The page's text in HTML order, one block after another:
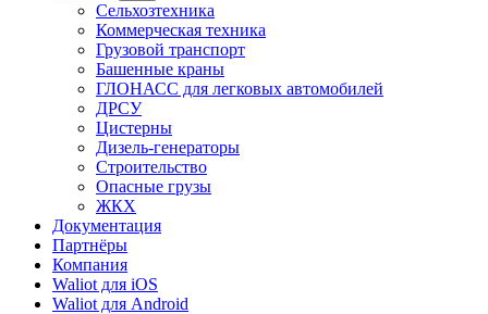
Сельхозтехника
Коммерческая техника
Грузовой транспорт
Башенные краны
ГЛОНАСС для легковых автомобилей
ДРСУ
Цистерны
Дизель-генераторы
Строительство
Опасные грузы
ЖКХ
Документация
Партнёры
Компания
Waliot для iOS
Waliot для Android